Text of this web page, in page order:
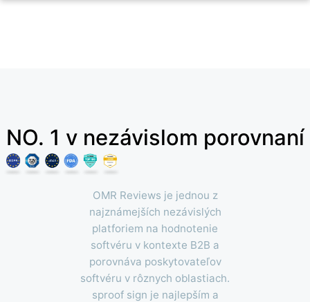
NO. 1 v nezávislom porovnaní
OMR Reviews je jednou z
najznámejších nezávislých
platforiem na hodnotenie
softvéru v kontexte B2B a
porovnáva poskytovateľov
softvéru v rôznych oblastiach.
sproof sign je najlepším a